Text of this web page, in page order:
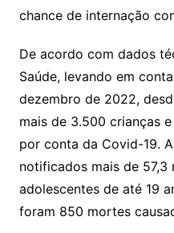
chance de internação
De acordo com dados
Saúde, levando em
dezembro de 2022,
mais de 3.500 crianças
por conta da Covid-19.
notificados mais de 57,3
adolescentes de até 19
foram 850 mortes